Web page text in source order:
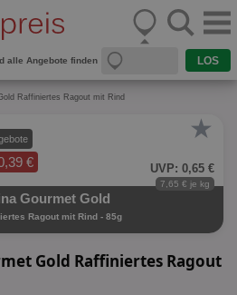
alle Angebote finden
Raffiniertes Ragout mit Rind
€
★
UVP: 0,65 €
7,65 € je kg
Gourmet Gold
Ragout mit Rind - 85g
Gold Raffiniertes Ragout